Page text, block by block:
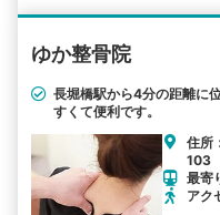
ゆか整骨院
長堀橋駅から4分の距離に
すくて便利です。
住所
103
最寄
アク